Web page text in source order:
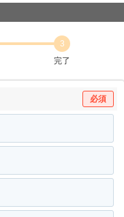
3
完了
必須